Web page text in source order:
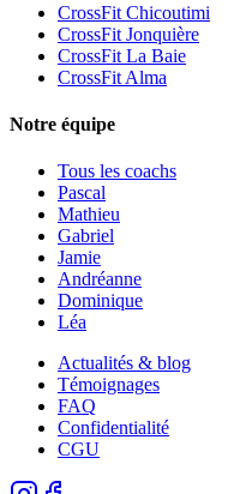
CrossFit Chicoutimi
CrossFit Jonquière
CrossFit La Baie
CrossFit Alma
Notre équipe
Tous les coachs
Pascal
Mathieu
Gabriel
Jamie
Andréanne
Dominique
Léa
Actualités & blog
Témoignages
FAQ
Confidentialité
CGU